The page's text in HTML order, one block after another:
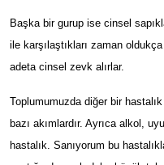
Başka bir gurup ise cinsel
ile karşılaştıkları zaman
adeta cinsel zevk alırlar.
Toplumumuzda diğer bir
bazı akımlardır. Ayrıca alkol,
hastalık. Sanıyorum bu